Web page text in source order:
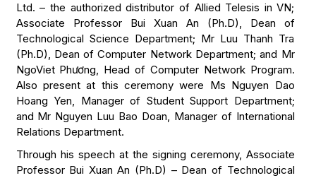
Ltd. – the authorized distributor of Allied Telesis in VN;
Associate Professor Bui Xuan An (Ph.D), Dean of
Technological Science Department; Mr Luu Thanh Tra
(Ph.D), Dean of Computer Network Department; and Mr
NgoViet Phương, Head of Computer Network Program.
Also present at this ceremony were Ms Nguyen Dao
Hoang Yen, Manager of Student Support Department;
and Mr Nguyen Luu Bao Doan, Manager of International
Relations Department.
Through his speech at the signing ceremony, Associate
Professor Bui Xuan An (Ph.D) – Dean of Technological